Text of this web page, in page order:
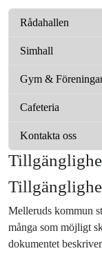
Rådahallen
Simhall
Gym &
Cafeteria
Kontakta oss
Melleruds kommun
många som möjligt
dokumentet